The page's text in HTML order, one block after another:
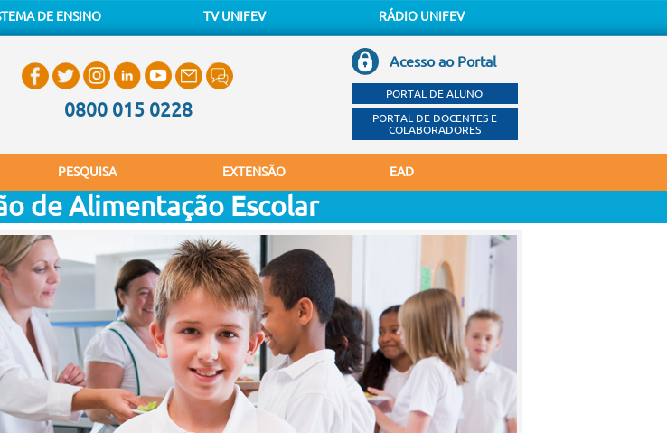
DE ENSINO TV UNIFEV RÁDIO UNIFEV
0800 015 0228
Acesso ao Portal
PORTAL DE ALUNO
PORTAL DE DOCENTES E
COLABORADORES
PESQUISA EXTENSÃO EAD
de Alimentação Escolar